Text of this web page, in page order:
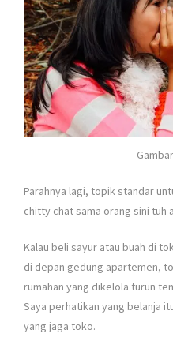
Parahnya lagi, topik standar
chitty chat sama orang sini tuh
Kalau beli sayur atau buah di
di depan gedung apartemen,
rumahan yang dikelola turun
Saya perhatikan yang belanja
yang jaga toko.